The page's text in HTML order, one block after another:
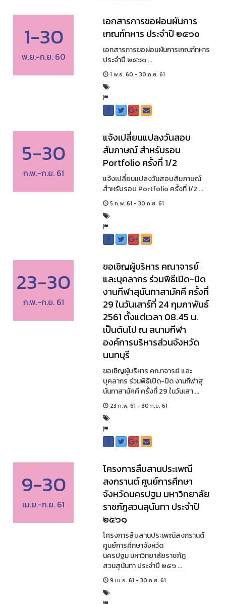
1-30
พ.ย.-ก.ย. 60
เอกสารการขอผ่อนผันการ
เกณฑ์ทหาร ประจำปี ๒๕๖๐
เอกสารการขอผ่อนผันการเกณฑ์ทหาร
ประจำปี ๒๕๖๐ ...
1 พ.ย. 60 - 30 ก.ย. 61
5-30
ก.พ.-ก.ย. 61
แจ้งเปลี่ยนแปลงวันสอบ
สัมภาษณ์ สำหรับรอบ
Portfolio ครั้งที่ 1/2
แจ้งเปลี่ยนแปลงวันสอบสัมภาษณ์
สำหรับรอบ Portfolio ครั้งที่ 1/2 ...
5 ก.พ. 61 - 30 ก.ย. 61
23-30
ก.พ.-ก.ย. 61
ขอเชิญผู้บริหาร คณาจารย์
และบุคลากร ร่วมพิธีเปิด-ปิด
งานกีฬาสุนันทาสามัคคี ครั้งที่
29 ในวันเสาร์ที่ 24 กุมภาพันธ์
2561 ตั้งแต่เวลา 08.45 น.
เป็นต้นไป ณ สนามกีฬา
องค์การบริหารส่วนจังหวัด
นนทบุรี
ขอเชิญผู้บริหาร คณาจารย์ และ
บุคลากร ร่วมพิธีเปิด-ปิด งานกีฬาสุ
นันทาสามัคคี ครั้งที่ 29 ในวันเสา ...
23 ก.พ. 61 - 30 ก.ย. 61
9-30
เม.ย.-ก.ย. 61
โครงการสืบสานประเพณี
สงกรานต์ ศูนย์การศึกษา
จังหวัดนครปฐม มหาวิทยาลัย
ราชภัฎสวนสุนันทา ประจำปี
๒๕๖๑
โครงการสืบสานประเพณีสงกรานต์
ศูนย์การศึกษาจังหวัด
นครปฐม มหาวิทยาลัยราชภัฎ
สวนสุนันทา ประจำปี ๒๕๖ ...
9 เม.ย. 61 - 30 ก.ย. 61